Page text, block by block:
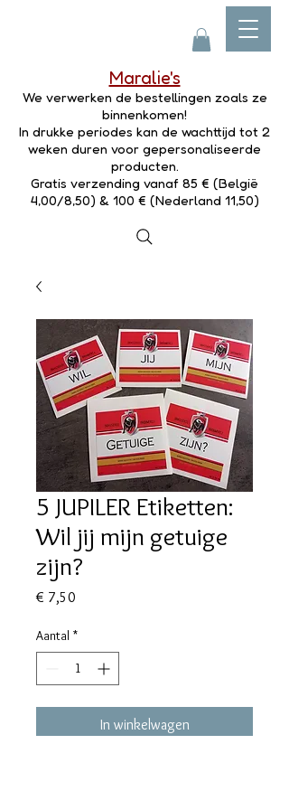
Maralie's
We verwerken de bestellingen zoals ze
binnenkomen!
In drukke periodes kan de wachttijd tot 2
weken duren voor gepersonaliseerde
producten.
Gratis verzending vanaf 85 € (België
4,00/8,50) & 100 € (Nederland 11,50)
5 JUPILER Etiketten:
Wil jij mijn getuige
zijn?
€ 7,50
Aantal *
In winkelwagen